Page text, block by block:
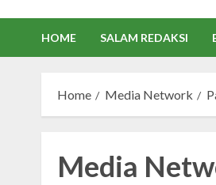
HOME SALAM REDAKSI
Home Media Network
Media